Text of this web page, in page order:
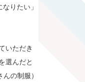
りたい」
いただき
選んだと
の制服）